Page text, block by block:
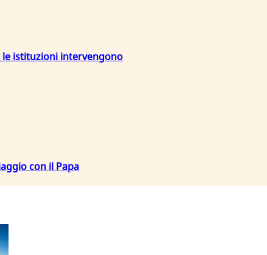
le istituzioni intervengono
con il Papa